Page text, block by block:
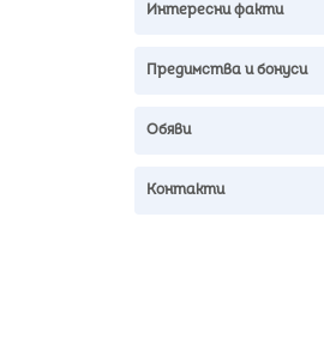
Интересни факти
Предимства и бонуси
Обяви
Контакти